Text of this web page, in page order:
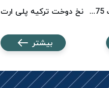
نخ دوخت ترکیه پلی ارت 1575 POLYART
بیشتر